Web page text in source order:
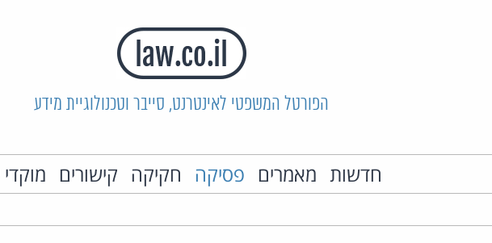
הפורטל המשפטי לאינטרנט, סייבר וטכנולוגיית מידע
חדשות מאמרים פסיקה חקיקה קישורים